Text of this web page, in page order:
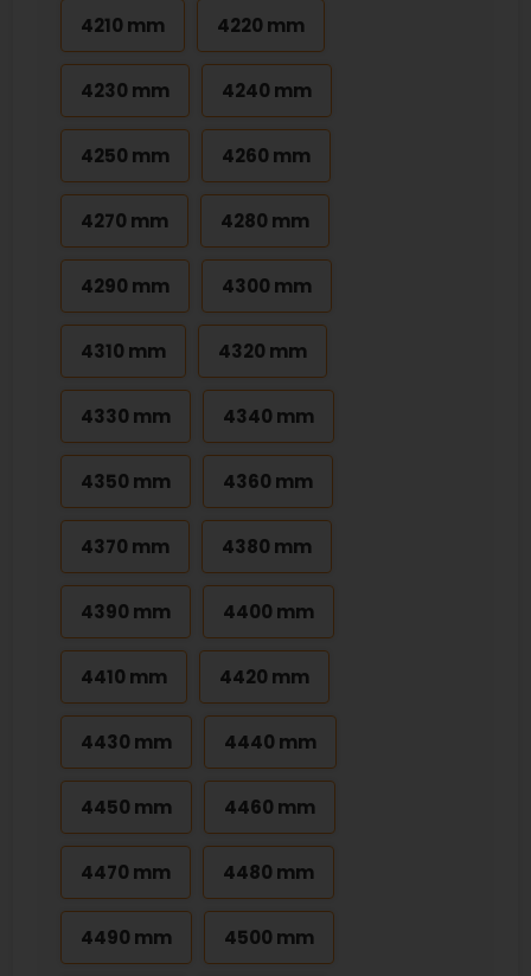
4210 mm 4220 mm
4230 mm 4240 mm
4250 mm 4260 mm
4270 mm 4280 mm
4290 mm 4300 mm
4310 mm 4320 mm
4330 mm 4340 mm
4350 mm 4360 mm
4370 mm 4380 mm
4390 mm 4400 mm
4410 mm 4420 mm
4430 mm 4440 mm
4450 mm 4460 mm
4470 mm 4480 mm
4490 mm 4500 mm